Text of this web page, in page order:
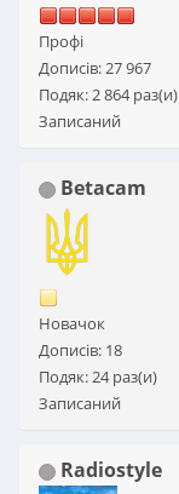
Профі
Дописів: 27 967
Подяк: 2 864 раз(и)
Записаний
Betacam
Новачок
Дописів: 18
Подяк: 24 раз(и)
Записаний
Radiostyle